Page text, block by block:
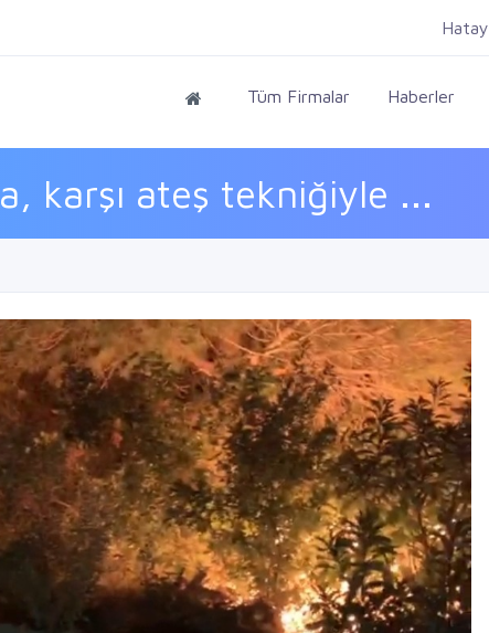
Tüm Firmalar Haberler
karşı ateş tekniğiyle ...
Hatay